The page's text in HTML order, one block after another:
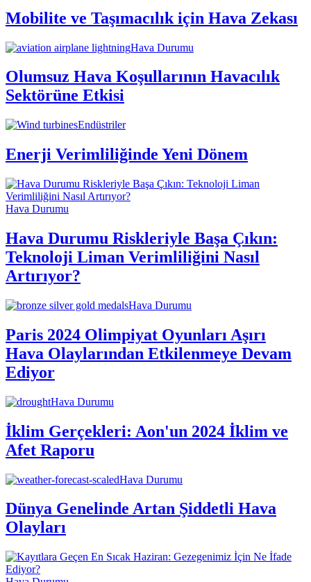
Mobilite ve Taşımacılık için Hava Zekası
Hava Durumu
Olumsuz Hava Koşullarının Havacılık
Sektörüne Etkisi
Endüstriler
Enerji Verimliliğinde Yeni Dönem
Hava Durumu
Hava Durumu Riskleriyle Başa Çıkın:
Teknoloji Liman Verimliliğini Nasıl
Artırıyor?
Hava Durumu
Paris 2024 Olimpiyat Oyunları Aşırı
Hava Olaylarından Etkilenmeye Devam
Ediyor
Hava Durumu
İklim Gerçekleri: Aon'un 2024 İklim ve
Afet Raporu
Hava Durumu
Dünya Genelinde Artan Şiddetli Hava
Olayları